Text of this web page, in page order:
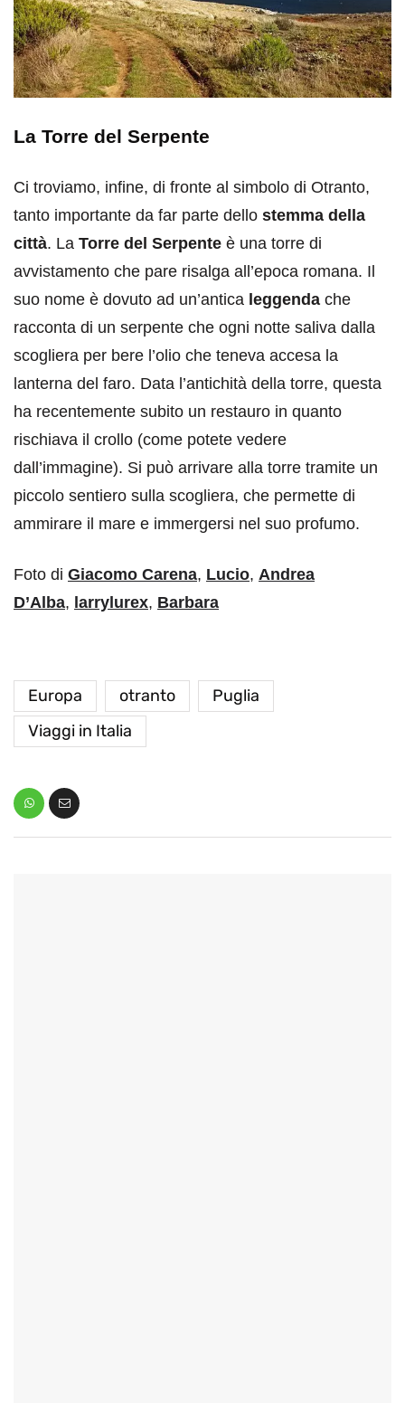
La Torre del Serpente
Ci troviamo, infine, di fronte al simbolo di Otranto,
tanto importante da far parte dello stemma della
città. La Torre del Serpente è una torre di
avvistamento che pare risalga all’epoca romana. Il
suo nome è dovuto ad un’antica leggenda che
racconta di un serpente che ogni notte saliva dalla
scogliera per bere l’olio che teneva accesa la
lanterna del faro. Data l’antichità della torre, questa
ha recentemente subito un restauro in quanto
rischiava il crollo (come potete vedere
dall’immagine). Si può arrivare alla torre tramite un
piccolo sentiero sulla scogliera, che permette di
ammirare il mare e immergersi nel suo profumo.
Foto di Giacomo Carena, Lucio, Andrea
D’Alba, larrylurex, Barbara
Europa otranto
Puglia
Viaggi in Italia